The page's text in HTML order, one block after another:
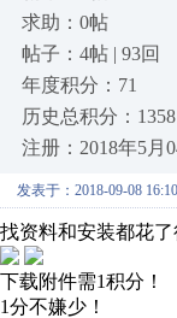
求助：0帖
帖子：4帖 | 93回
年度积分：71
历史总积分：1358
注册：2018年5月
发表于：2018-09-08
找资料和安装都花
下载附件需1积分！
1分不嫌少！